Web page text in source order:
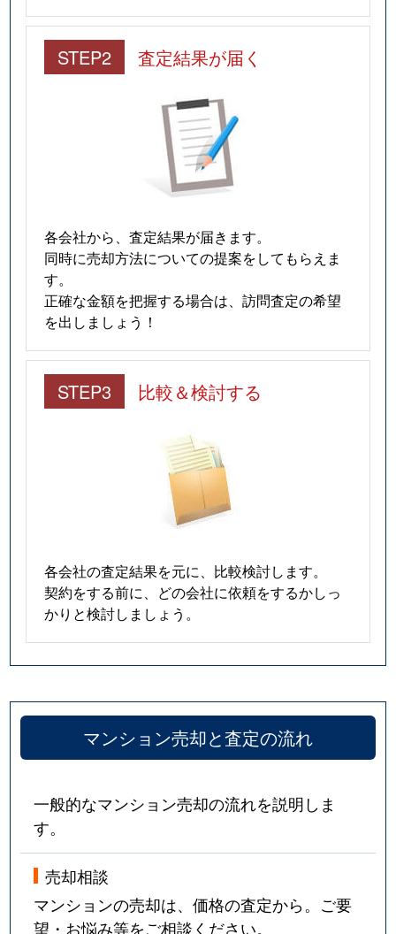
STEP2 査定結果が届く
各会社から、査定結果が届きます。
同時に売却方法についての提案をしてもらえま
す。
正確な金額を把握する場合は、訪問査定の希望
を出しましょう！
STEP3 比較＆検討する
各会社の査定結果を元に、比較検討します。
契約をする前に、どの会社に依頼をするかしっ
かりと検討しましょう。
マンション売却と査定の流れ
一般的なマンション売却の流れを説明しま
す。
売却相談
マンションの売却は、価格の査定から。ご要
望・お悩み等をご相談ください。